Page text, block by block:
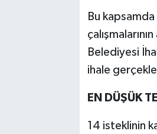
Bu
Belediyesi
ihale
EN DÜŞÜK
14 isteklinin